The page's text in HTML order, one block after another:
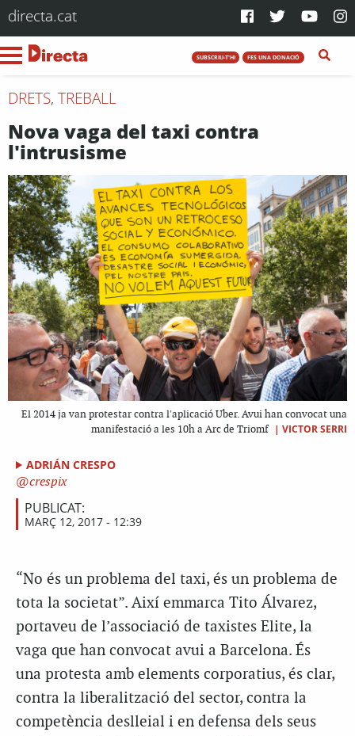
directa.cat
SUBSCRIU-T'HI FES UNA DONACIÓ
DRETS, TREBALL
Nova vaga del taxi contra
l'intrusisme
El 2014 ja van protestar contra l'aplicació Uber. Avui han convocat una
manifestació a les 10h a Arc de Triomf | VICTOR SERRI
ADRIÁN CRESPO
crespix
PUBLICAT:
MARÇ 12, 2017 - 12:39
“No és un problema del taxi, és un problema de
tota la societat”. Així emmarca Tito Álvarez,
portaveu de l’associació de taxistes Elite, la
vaga que han convocat avui a Barcelona. És
una protesta amb elements corporatius, és clar,
contra la liberalització del sector, contra la
competència deslleial i en defensa dels seus